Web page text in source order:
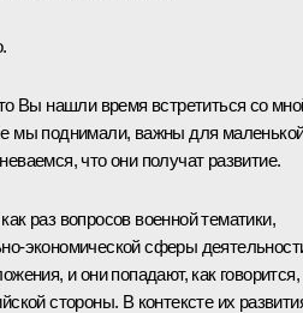
Вы нашли время встретиться со
мы поднимали, важны для
что они получат развитие.
раз вопросов военной тематики,
экономической сферы
и они попадают, как говорится,
стороны. В контексте их